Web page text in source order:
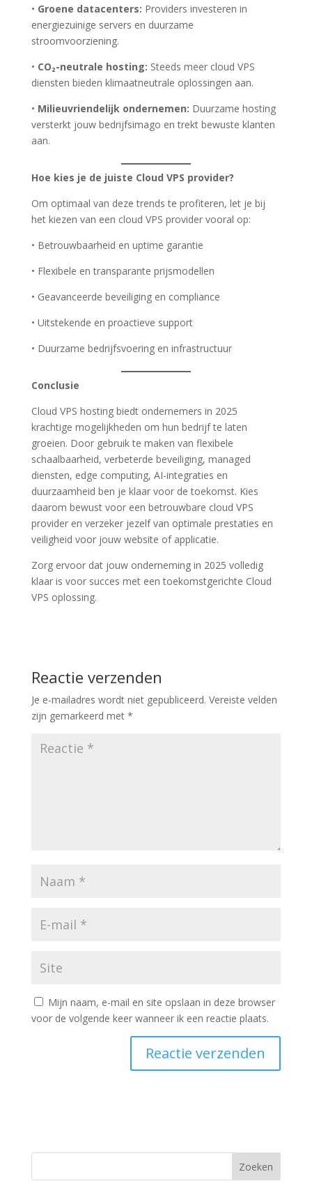
• Groene datacenters: Providers investeren in
energiezuinige servers en duurzame
stroomvoorziening.
• CO₂-neutrale hosting: Steeds meer cloud VPS
diensten bieden klimaatneutrale oplossingen aan.
• Milieuvriendelijk ondernemen: Duurzame hosting
versterkt jouw bedrijfsimago en trekt bewuste klanten
aan.
Hoe kies je de juiste Cloud VPS provider?
Om optimaal van deze trends te profiteren, let je bij
het kiezen van een cloud VPS provider vooral op:
• Betrouwbaarheid en uptime garantie
• Flexibele en transparante prijsmodellen
• Geavanceerde beveiliging en compliance
• Uitstekende en proactieve support
• Duurzame bedrijfsvoering en infrastructuur
Conclusie
Cloud VPS hosting biedt ondernemers in 2025
krachtige mogelijkheden om hun bedrijf te laten
groeien. Door gebruik te maken van flexibele
schaalbaarheid, verbeterde beveiliging, managed
diensten, edge computing, AI-integraties en
duurzaamheid ben je klaar voor de toekomst. Kies
daarom bewust voor een betrouwbare cloud VPS
provider en verzeker jezelf van optimale prestaties en
veiligheid voor jouw website of applicatie.
Zorg ervoor dat jouw onderneming in 2025 volledig
klaar is voor succes met een toekomstgerichte Cloud
VPS oplossing.
Reactie verzenden
Je e-mailadres wordt niet gepubliceerd. Vereiste velden
zijn gemarkeerd met *
Mijn naam, e-mail en site opslaan in deze browser
voor de volgende keer wanneer ik een reactie plaats.
Zoeken